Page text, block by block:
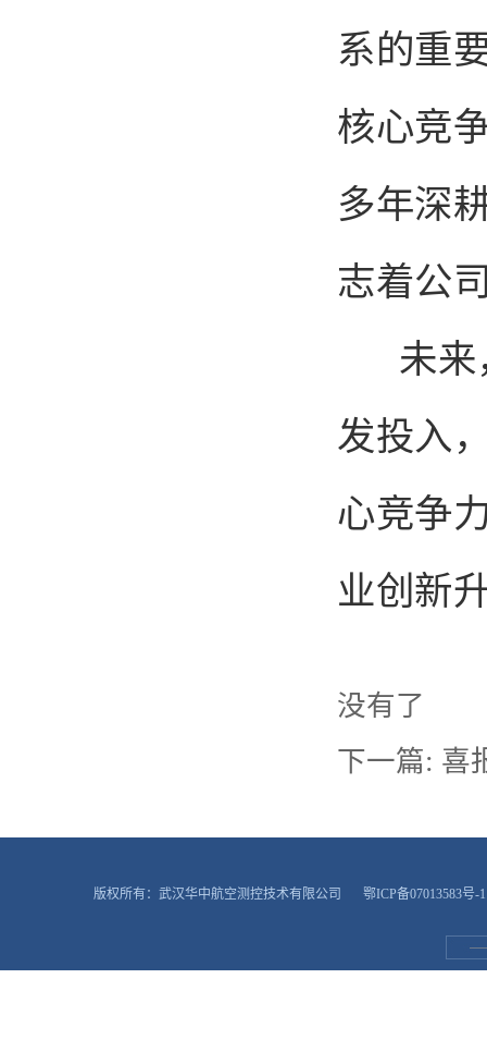
系的重
核心竞
多年深
志着公
未来
发投入
心竞争
业创新
没有了
下一篇: 喜
版权所有：武汉华中航空测控技术有限公司 鄂ICP备07013583号-1